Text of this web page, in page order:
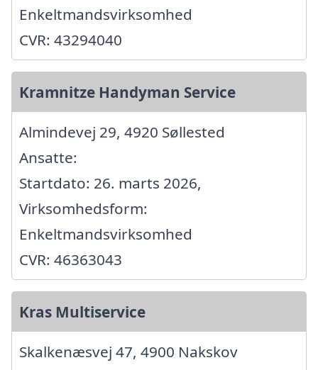
Enkeltmandsvirksomhed
CVR: 43294040
Kramnitze Handyman Service
Almindevej 29, 4920 Søllested
Ansatte:
Startdato: 26. marts 2026,
Virksomhedsform:
Enkeltmandsvirksomhed
CVR: 46363043
Kras Multiservice
Skalkenæsvej 47, 4900 Nakskov